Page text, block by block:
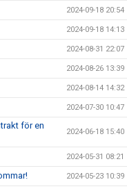
2024-09-18 20:54
2024-09-18 14:13
2024-08-31 22:07
2024-08-26 13:39
2024-08-14 14:32
2024-07-30 10:47
för en
2024-06-18 15:40
2024-05-31 08:21
2024-05-23 10:39